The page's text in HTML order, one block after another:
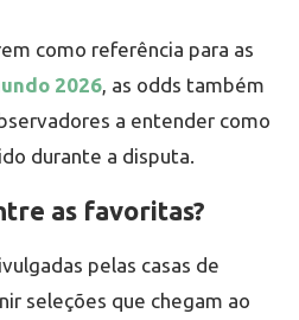
como referência para as
2026 , as odds também
a entender como
durante a disputa.
as favoritas?
pelas casas de
seleções que chegam ao